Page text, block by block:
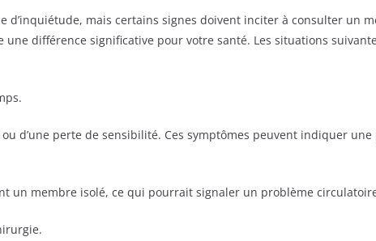
mais certains signes doivent inciter à consulter un
différence significative pour votre santé. Les situations
d’une perte de sensibilité. Ces symptômes peuvent indiquer
un membre isolé, ce qui pourrait signaler un problème